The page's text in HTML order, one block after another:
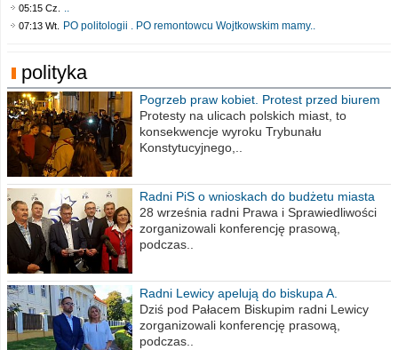
05:15 Cz. ..
07:13 Wt. PO politologii . PO remontowcu Wojtkowskim mamy..
polityka
Pogrzeb praw kobiet. Protest przed biurem
poselskim PiS
Protesty na ulicach polskich miast, to
konsekwencje wyroku Trybunału
Konstytucyjnego,..
Radni PiS o wnioskach do budżetu miasta
na 2021 rok
28 września radni Prawa i Sprawiedliwości
zorganizowali konferencję prasową,
podczas..
Radni Lewicy apelują do biskupa A.
Wiesława Meringa
Dziś pod Pałacem Biskupim radni Lewicy
zorganizowali konferencję prasową,
podczas..